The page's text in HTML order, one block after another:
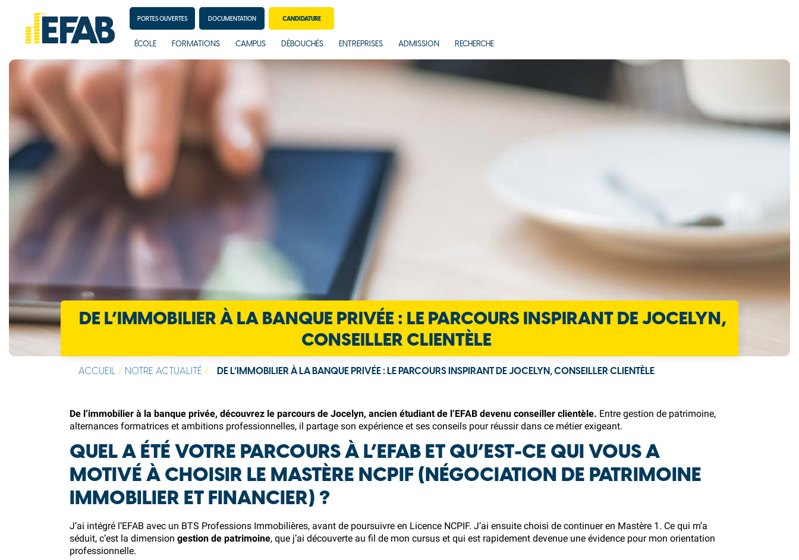
ÉCOLE FORMATIONS CAMPUS DÉBOUCHÉS ENTREPRISES ADMISSION RECHERCHE
PORTES OUVERTES DOCUMENTATION CANDIDATURE
DE L’IMMOBILIER À LA BANQUE PRIVÉE : LE PARCOURS INSPIRANT DE JOCELYN,
CONSEILLER CLIENTÈLE
ACCUEIL / NOTRE ACTUALITÉ / DE L’IMMOBILIER À LA BANQUE PRIVÉE : LE PARCOURS INSPIRANT DE JOCELYN, CONSEILLER CLIENTÈLE
De l’immobilier à la banque privée, découvrez le parcours de Jocelyn, ancien étudiant de l’EFAB devenu conseiller clientèle. Entre gestion de patrimoine,
alternances formatrices et ambitions professionnelles, il partage son expérience et ses conseils pour réussir dans ce métier exigeant.
QUEL A ÉTÉ VOTRE PARCOURS À L’EFAB ET QU’EST-CE QUI VOUS A
MOTIVÉ À CHOISIR LE MASTÈRE NCPIF (NÉGOCIATION DE PATRIMOINE
IMMOBILIER ET FINANCIER) ?
J’ai intégré l’EFAB avec un BTS Professions Immobilières, avant de poursuivre en Licence NCPIF. J’ai ensuite choisi de continuer en Mastère 1 . Ce qui m’a
séduit, c’est la dimension gestion de patrimoine, que j’ai découverte au fil de mon cursus et qui est rapidement devenue une évidence pour mon orientation
professionnelle.